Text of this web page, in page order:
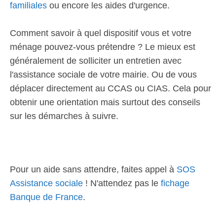
familiales ou encore les aides d'urgence.
Comment savoir à quel dispositif vous et votre
ménage pouvez-vous prétendre ? Le mieux est
généralement de solliciter un entretien avec
l'assistance sociale de votre mairie. Ou de vous
déplacer directement au CCAS ou CIAS. Cela pour
obtenir une orientation mais surtout des conseils
sur les démarches à suivre.
Pour un aide sans attendre, faites appel à SOS
Assistance sociale ! N'attendez pas le fichage
Banque de France.